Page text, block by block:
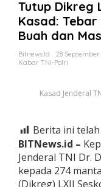
Tutup Dikreg
Kasad:
Buah dan
Bitnews.id
28 September
Kabar TNI-Polri
Kasad Jenderal
Berita ini
BITNews.id –
Jenderal TNI Dr.
kepada 274
(Dikreg) LXII